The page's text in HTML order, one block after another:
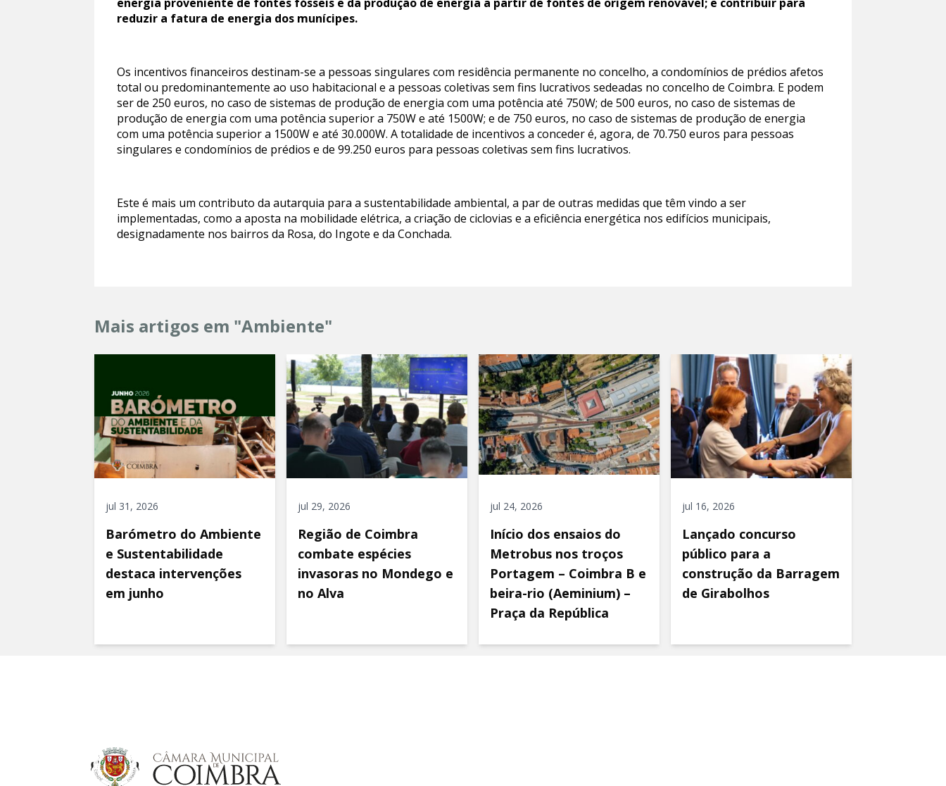
reduzir a fatura de energia dos munícipes.
Os incentivos financeiros destinam-se a pessoas singulares com residência permanente no concelho, a condomínios de prédios afetos
total ou predominantemente ao uso habitacional e a pessoas coletivas sem fins lucrativos sedeadas no concelho de Coimbra. E podem
ser de 250 euros, no caso de sistemas de produção de energia com uma potência até 750W; de 500 euros, no caso de sistemas de
produção de energia com uma potência superior a 750W e até 1500W; e de 750 euros, no caso de sistemas de produção de energia
com uma potência superior a 1500W e até 30.000W. A totalidade de incentivos a conceder é, agora, de 70.750 euros para pessoas
singulares e condomínios de prédios e de 99.250 euros para pessoas coletivas sem fins lucrativos.
Este é mais um contributo da autarquia para a sustentabilidade ambiental, a par de outras medidas que têm vindo a ser
implementadas, como a aposta na mobilidade elétrica, a criação de ciclovias e a eficiência energética nos edifícios municipais,
designadamente nos bairros da Rosa, do Ingote e da Conchada.
Mais artigos em "Ambiente"
jul 31, 2026
Barómetro do Ambiente
e Sustentabilidade
destaca intervenções
em junho
jul 29, 2026
Região de Coimbra
combate espécies
invasoras no Mondego e
no Alva
jul 24, 2026
Início dos ensaios do
Metrobus nos troços
Portagem – Coimbra B e
beira-rio (Aeminium) –
Praça da República
jul 16, 2026
Lançado concurso
público para a
construção da Barragem
de Girabolhos